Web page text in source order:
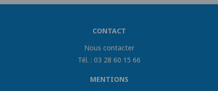
CONTACT
Nous contacter
Tél. : 03 28 60 15 66
MENTIONS